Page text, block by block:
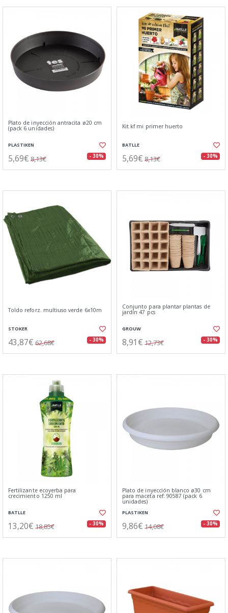
Plato de inyección antracita ø20 cm
(pack 6 unidades)
PLASTIKEN
5,69€ 8,13€ - 30%
Kit kf mi primer huerto
BATLLE
5,69€ 8,13€ - 30%
Toldo reforz. multiuso verde 6x10m
STOKER
43,87€ 62,68€ - 30%
Conjunto para plantar plantas de
jardín 47 pcs
GROUW
8,91€ 12,73€ - 30%
Fertilizante ecoyerba para
crecimiento 1250 ml
BATLLE
13,20€ 18,85€ - 30%
Plato de inyección blanco ø30 cm
para maceta ref: 90587 (pack 6
unidades)
PLASTIKEN
9,86€ 14,08€ - 30%